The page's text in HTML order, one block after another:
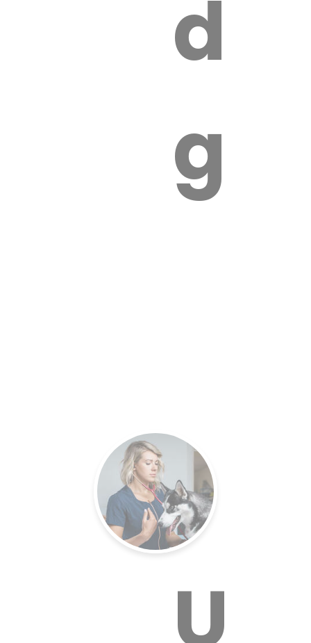
de
Un